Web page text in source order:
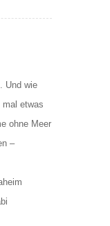
Und wie
etwas
ohne Meer
–